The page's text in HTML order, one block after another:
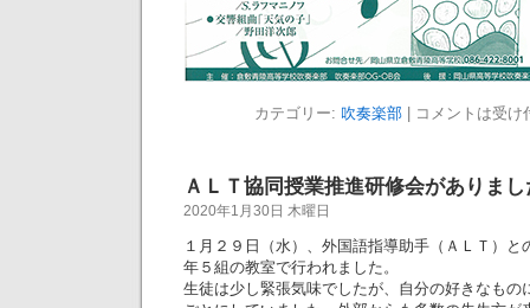
カテゴリー: 吹奏楽部| コメントは受け
ＡＬＴ協同授業推進研修会がありまし
2020年1月30日 木曜日
１月２９日（水）、外国語指導助手（ＡＬＴ）と
年５組の教室で行われました。
生徒は少し緊張気味でしたが、自分の好きなもの